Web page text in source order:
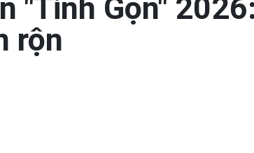
"Tinh Gọn"
rộn